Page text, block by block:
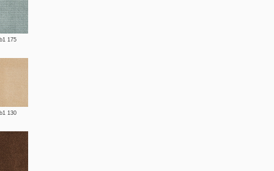
175
130